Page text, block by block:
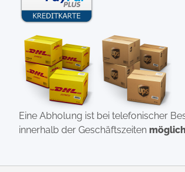
Eine Abholung ist bei telefonischer
innerhalb der Geschäftszeiten